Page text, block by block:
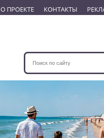
О ПРОЕКТЕ КОНТАКТЫ